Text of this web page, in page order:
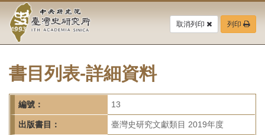
要
中
央
研
究
院-
臺
取消列印 列印
書目列表-詳細資料
編號： 13
出版書目： 臺灣史研究文獻類目 2019年度